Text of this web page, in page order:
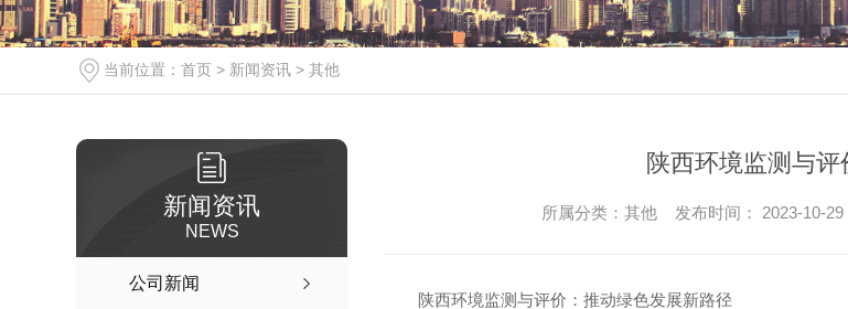
当前位置： 首页 > 新闻资讯 > 其他
新闻资讯
NEWS
公司新闻
陕西环境监测与
所属分类：其他 发布时间： 2023-10-
陕西环境监测与评价：推动绿色发展新路径